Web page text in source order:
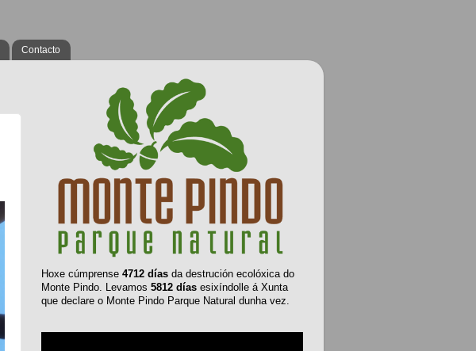
Contacto
Hoxe cúmprense 4712 días da destrución ecolóxica do
Monte Pindo. Levamos 5812 días esixíndolle á Xunta
que declare o Monte Pindo Parque Natural dunha vez.